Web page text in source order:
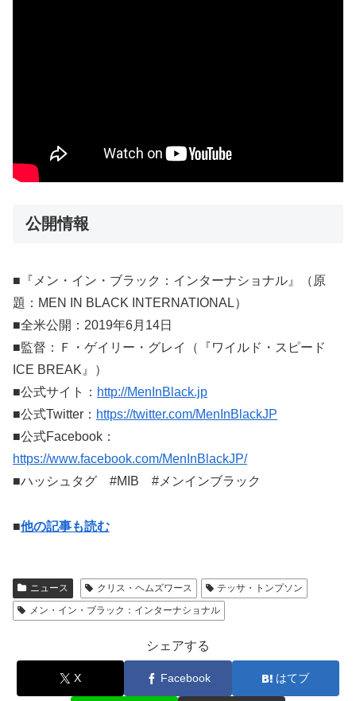
公開情報
■『メン・イン・ブラック：インターナショナル』（原
題：MEN IN BLACK INTERNATIONAL）
■全米公開：2019年6月14日
■監督：Ｆ・ゲイリー・グレイ（『ワイルド・スピード
ICE BREAK』）
■公式サイト： http://MenInBlack.jp
■公式Twitter： https://twitter.com/MenInBlackJP
■公式Facebook：
https://www.facebook.com/MenInBlackJP/
■ハッシュタグ #MIB #メンインブラック
■他の記事も読む
ニュース クリス・ヘムズワース
テッサ・トンプソン
メン・イン・ブラック：インターナショナル
シェアする
X Facebook はてブ